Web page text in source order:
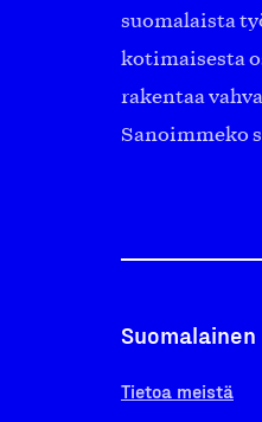
suomalaista
kotimaisesta
rakentaa
Sanoimmeko
Tietoa meistä